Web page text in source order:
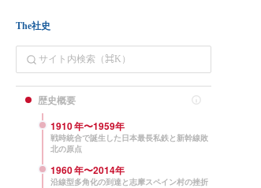
The社史
歴史概要
1910年〜1959年
戦時統合で誕生した日本最長私鉄と新幹線敗
北の原点
1960年〜2014年
沿線型多角化の到達と志摩スペイン村の挫折